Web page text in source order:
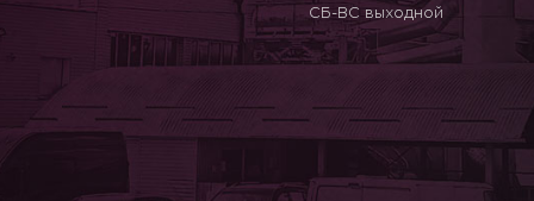
СБ-ВС выходной